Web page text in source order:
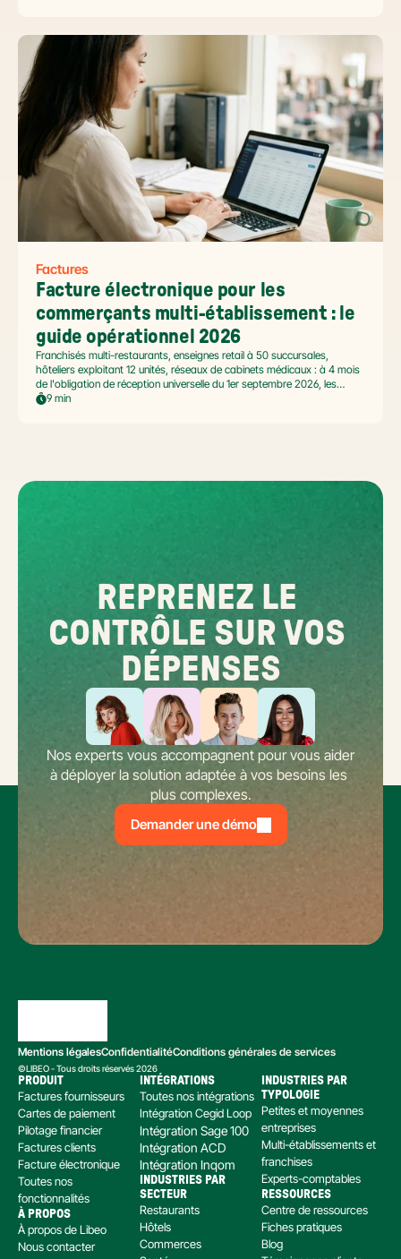
de traitement, selon Forrester 2026). Ce comparatif passe en revue 8
outils pertinents pour les PME françaises et le positionnement de Libeo
dans ce paysage en mouvement.
Factures
Facture électronique pour les
commerçants multi-établissement : le
guide opérationnel 2026
Franchisés multi-restaurants, enseignes retail à 50 succursales,
hôteliers exploitant 12 unités, réseaux de cabinets médicaux : à 4 mois
de l'obligation de réception universelle du 1er septembre 2026, les
commerçants multi-établissement ont un défi spécifique. Ce guide
9 min
REPRENEZ LE
CONTRÔLE SUR VOS
DÉPENSES
Nos experts vous accompagnent pour vous aider
à déployer la solution adaptée à vos besoins les
plus complexes.
Demander une démo
Mentions légalesConfidentialitéConditions générales de services
©LIBEO - Tous droits réservés 2026
PRODUIT
Factures fournisseurs
Cartes de paiement
Pilotage financier
Factures clients
Facture électronique
Toutes nos
fonctionnalités
À PROPOS
À propos de Libeo
Nous contacter
INTÉGRATIONS
Toutes nos intégrations
Intégration Cegid Loop
Intégration Sage 100
Intégration ACD
Intégration Inqom
INDUSTRIES PAR
SECTEUR
Restaurants
Hôtels
Commerces
INDUSTRIES PAR
TYPOLOGIE
Petites et moyennes
entreprises
Multi-établissements et
franchises
Experts-comptables
RESSOURCES
Centre de ressources
Fiches pratiques
Blog